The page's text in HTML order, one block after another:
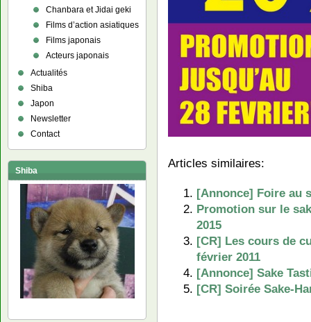
Articles similaires:
[Annonce] Foire au
Promotion sur le
2015
[CR] Les cours de
février 2011
[Annonce] Sake
[CR] Soirée Sake-
Chanbara et Jidai geki
Films d’action asiatiques
Films japonais
Acteurs japonais
Actualités
Shiba
Japon
Newsletter
Contact
Shiba